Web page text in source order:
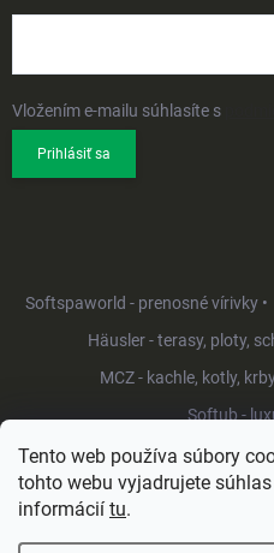
Tento web používa súbory
tohto webu vyjadrujete
informácií tu.
Vložením e-mailu súhlasíte s
Prihlásiť sa
Softspaworld - prenosné vírivky •
Häusler - terasy, ploty,
MCZ - kachle, kotly,
Softub -